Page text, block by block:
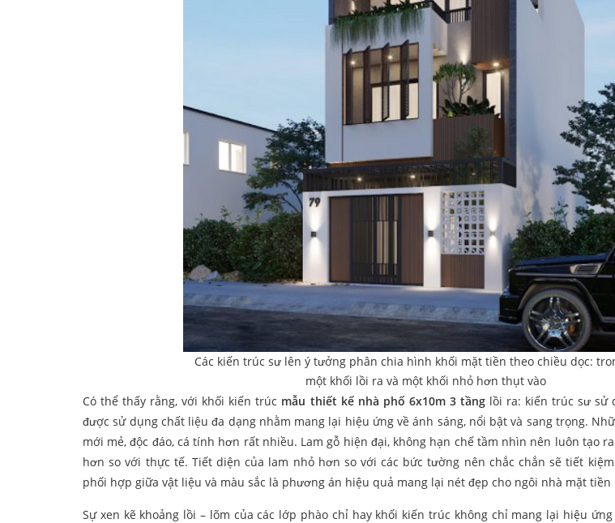
Các kiến trúc sư lên ý tưởng phân chia hình khối mặt tiền theo chiều dọc:
một khối lồi ra và một khối nhỏ hơn thụt vào
Có thể thấy rằng, với khối kiến trúc mẫu thiết kế nhà phố 6x10m 3 tầng lồi ra: kiến trúc sư sử
được sử dụng chất liệu đa dạng nhằm mang lại hiệu ứng về ánh sáng, nổi bật và sang trọng.
mới mẻ, độc đáo, cá tính hơn rất nhiều. Lam gỗ hiện đại, không hạn chế tầm nhìn nên luôn tạo
hơn so với thực tế. Tiết diện của lam nhỏ hơn so với các bức tường nên chắc chắn sẽ tiết
phối hợp giữa vật liệu và màu sắc là phương án hiệu quả mang lại nét đẹp cho ngôi nhà mặt tiền
Sự xen kẽ khoảng lồi – lõm của các lớp phào chỉ hay khối kiến trúc không chỉ mang lại hiệu